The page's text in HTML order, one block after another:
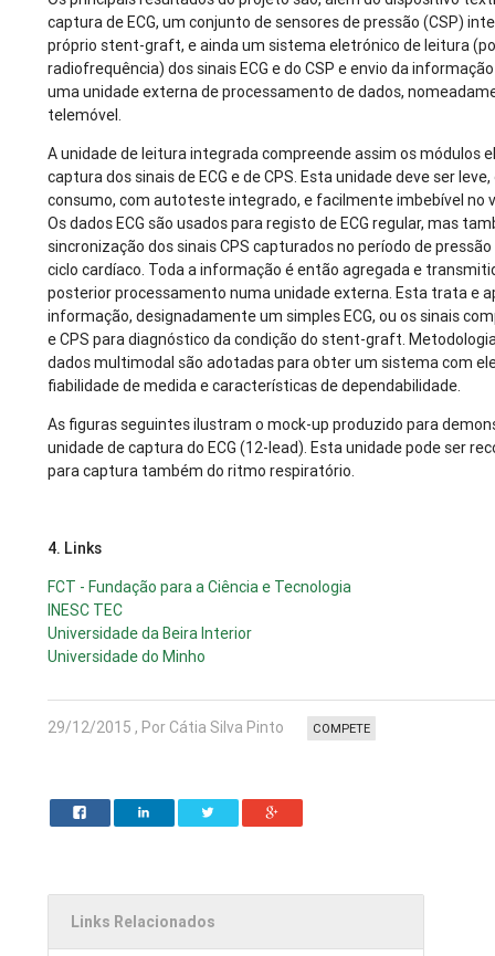
captura de ECG, um conjunto de sensores de pressão (CSP)
próprio stent-graft, e ainda um sistema eletrónico de leitura
radiofrequência) dos sinais ECG e do CSP e envio da
uma unidade externa de processamento de dados,
telemóvel.
A unidade de leitura integrada compreende assim os módulos
captura dos sinais de ECG e de CPS. Esta unidade deve ser
consumo, com autoteste integrado, e facilmente imbebível no
Os dados ECG são usados para registo de ECG regular, mas
sincronização dos sinais CPS capturados no período de
ciclo cardíaco. Toda a informação é então agregada e
posterior processamento numa unidade externa. Esta trata e
informação, designadamente um simples ECG, ou os sinais
e CPS para diagnóstico da condição do stent-graft.
dados multimodal são adotadas para obter um sistema com
fiabilidade de medida e características de dependabilidade.
As figuras seguintes ilustram o mock-up produzido para
unidade de captura do ECG (12-lead). Esta unidade pode ser
para captura também do ritmo respiratório.
4. Links
FCT - Fundação para a Ciência e Tecnologia
INESC TEC
Universidade da Beira Interior
Universidade do Minho
29/12/2015 , Por Cátia Silva Pinto COMPETE
Links Relacionados